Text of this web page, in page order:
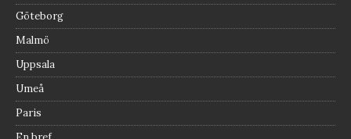
Göteborg
Malmö
Uppsala
Umeå
Paris